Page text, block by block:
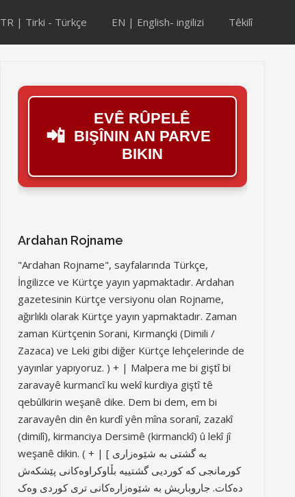
TR | Tirki - Türkçe EN | English- ingilizi Têkilî
📲
EVÊ RÛPELÊ
BIŞÎNIN AN PARVE
BIKIN
Ardahan Rojname
"Ardahan Rojname", sayfalarında Türkçe,
İngilizce ve Kürtçe yayın yapmaktadır. Ardahan
gazetesinin Kürtçe versiyonu olan Rojname,
ağırlıklı olarak Kürtçe yayın yapmaktadır. Zaman
zaman Kürtçenin Sorani, Kırmançki (Dimili /
Zazaca) ve Leki gibi diğer Kürtçe lehçelerinde de
yayınlar yapıyoruz. ) + | Malpera me bi giştî bi
zaravayê kurmancî ku wekî kurdiya giştî tê
qebûlkirin weşanê dike. Dem bi dem, em bi
zaravayên din ên kurdî yên mîna soranî, zazakî
(dimilî), kirmanciya Dersimê (kirmanckî) û lekî jî
weşanê dikin. ( + | [ بە گشتی بە شێوەزاری
کورمانجی کە کوردیی گشتییە بڵاوکراوەکانی پێشکەش
دەکات. جاروباریش بە شێوەزارەکانی تری کوردی وەک